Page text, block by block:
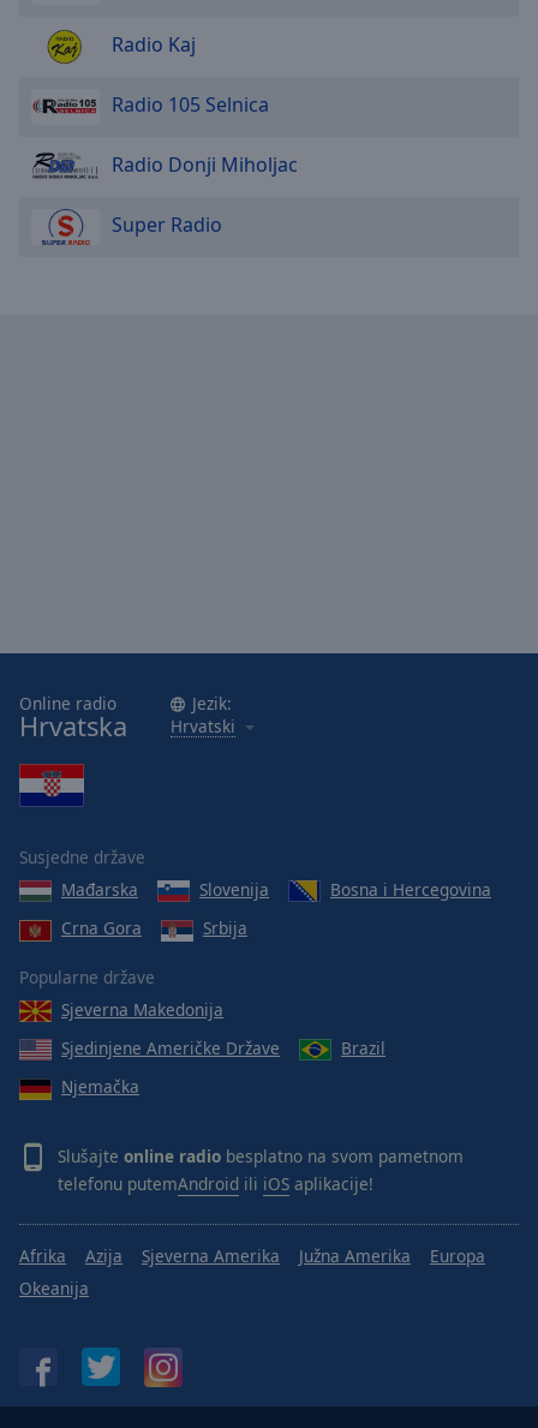
Radio Kaj
Radio 105 Selnica
Radio Donji Miholjac
Super Radio
Online radio
Hrvatska
Jezik:
Hrvatski
Susjedne države
Mađarska
Slovenija
Bosna i Hercegovina
Crna Gora
Srbija
Popularne države
Sjeverna Makedonija
Sjedinjene Američke Države
Brazil
Njemačka
Slušajte online radio besplatno na svom pametnom
telefonu putemAndroid ili iOS aplikacije!
Afrika Azija Sjeverna Amerika Južna Amerika
Europa
Okeanija